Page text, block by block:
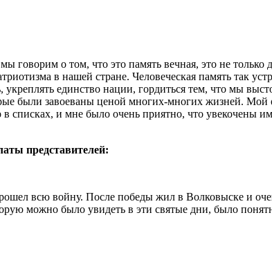
говорим о том, что это память вечная, это не только
в нашей стране. Человеческая память так
единство нации, гордиться тем, что мы
были завоеваны ценой многих-многих жизней.
и мне было очень приятно, что увекочены
представителей:
всю войну. После победы жил в Волковыске и
можно было увидеть в эти святые дни, было